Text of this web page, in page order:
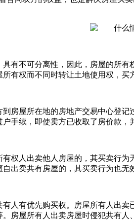
有不可分离性，因此，房屋的所
有权而不同时转让土地使用权，买
房屋所在地的房地产交易中心登
手续，即使卖方已收取了房价款，
权人出卖他人房屋的，其买卖行
出卖共有房屋的，其买卖行为也无
人有优先购买权。房屋所有人出
房屋所有人出卖房屋时侵犯共有